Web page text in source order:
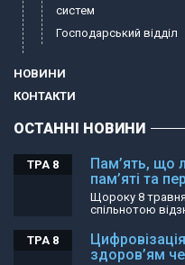
систем
Господарський відділ
НОВИНИ
КОНТАКТИ
ОСТАННІ НОВИНИ
Пам’ять, що
пам’яті та
ТРА 8
Щороку 8
спільнотою
здоров’ям
ТРА 8